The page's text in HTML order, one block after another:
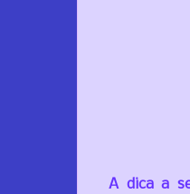
A dica a